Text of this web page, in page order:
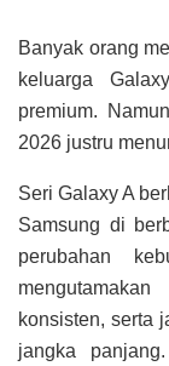
Banyak orang
keluarga
premium.
2026 justru
Seri Galaxy A
Samsung di
perubahan
konsisten, serta
jangka